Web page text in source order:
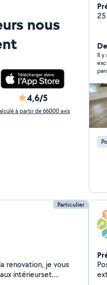
nous
4,6/5
à partir de 66000 avis
Il y
Particulier
renovation, je vous
intérieurset